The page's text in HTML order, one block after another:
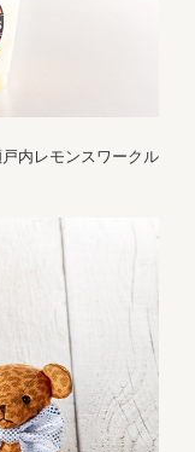
内レモンスワークル